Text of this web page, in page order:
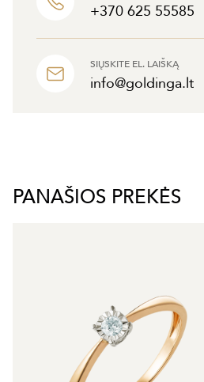
+370 625 55585
SIŲSKITE EL. LAIŠKĄ
info@goldinga.lt
PANAŠIOS PREKĖS